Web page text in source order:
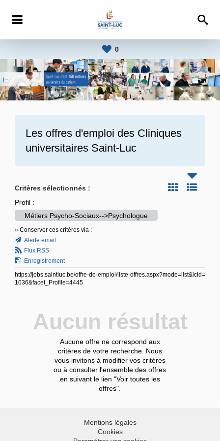
0
Les offres d'emploi des Cliniques
universitaires Saint-Luc
Critères sélectionnés :
Profil :
Métiers Psycho-Sociaux-->Psychologue
» Conserver ces critères via :
Alerte email
Flux RSS
Enregistrement
https://jobs.saintluc.be/offre-de-emploi/liste-offres.aspx?mode=list&lcid=
1036&facet_Profile=4445
Aucun résultat
Aucune offre ne correspond aux
critères de votre recherche. Nous
vous invitons à modifier vos critères
ou à consulter l'ensemble des offres
en suivant le lien "Voir toutes les
offres".
Mentions légales
Cookies